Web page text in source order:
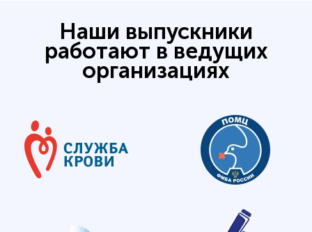
Наши выпускники
работают в ведущих
организациях